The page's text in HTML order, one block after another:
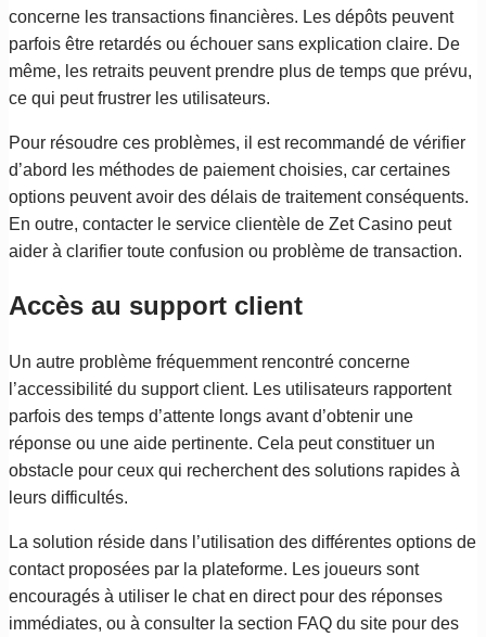
concerne les transactions financières. Les dépôts peuvent
parfois être retardés ou échouer sans explication claire. De
même, les retraits peuvent prendre plus de temps que prévu,
ce qui peut frustrer les utilisateurs.
Pour résoudre ces problèmes, il est recommandé de vérifier
d’abord les méthodes de paiement choisies, car certaines
options peuvent avoir des délais de traitement conséquents.
En outre, contacter le service clientèle de Zet Casino peut
aider à clarifier toute confusion ou problème de transaction.
Accès au support client
Un autre problème fréquemment rencontré concerne
l’accessibilité du support client. Les utilisateurs rapportent
parfois des temps d’attente longs avant d’obtenir une
réponse ou une aide pertinente. Cela peut constituer un
obstacle pour ceux qui recherchent des solutions rapides à
leurs difficultés.
La solution réside dans l’utilisation des différentes options de
contact proposées par la plateforme. Les joueurs sont
encouragés à utiliser le chat en direct pour des réponses
immédiates, ou à consulter la section FAQ du site pour des